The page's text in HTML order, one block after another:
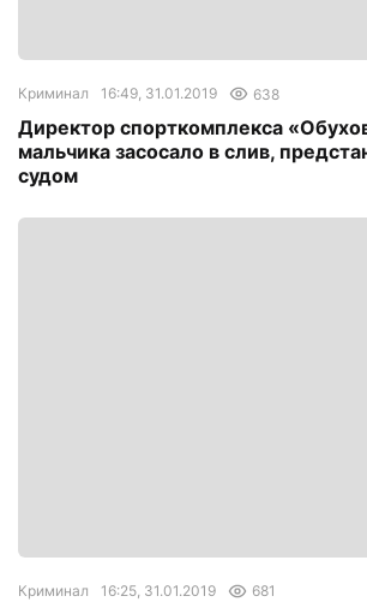
Криминал 16:49, 31.01.2019 638
Директор спорткомплекса
мальчика засосало в слив,
судом
Криминал 16:25, 31.01.2019 681